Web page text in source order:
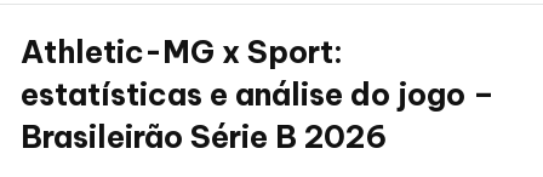
Athletic-MG x Sport:
estatísticas e análise do jogo –
Brasileirão Série B 2026